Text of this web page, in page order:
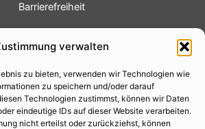
verwalten
zu bieten, verwenden wir Technologien wie
zu speichern und/oder darauf
Technologien zustimmst, können wir Daten
eindeutige IDs auf dieser Website verarbeiten.
nicht erteilst oder zurückziehst, können
Barrierefreiheit
Fotoservice
Videoservice
Werbung
Contenterstellung